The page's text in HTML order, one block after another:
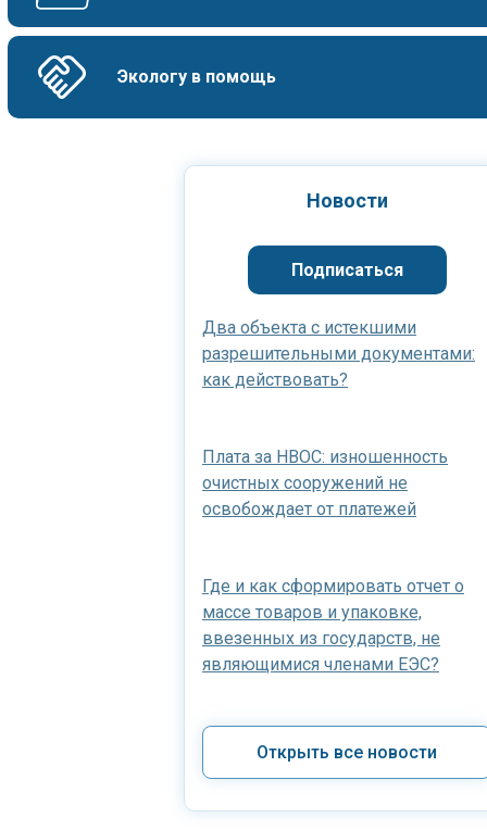
Экологу в помощь
Новости
Подписаться
Два объекта с истекшими
разрешительными документами:
как действовать?
Плата за НВОС: изношенность
очистных сооружений не
освобождает от платежей
Где и как сформировать отчет о
массе товаров и упаковке,
ввезенных из государств, не
являющимися членами ЕЭС?
Открыть все новости